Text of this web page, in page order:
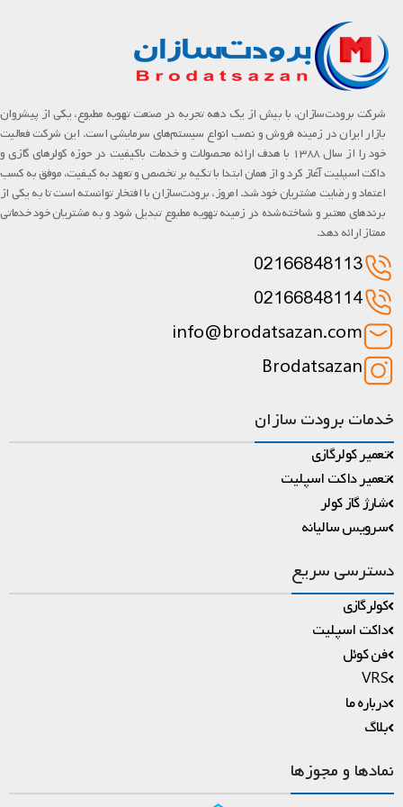
شرکت برودت‌سازان، با بیش از یک دهه تجربه در صنعت تهویه مطبوع، یکی از پیشروان
بازار ایران در زمینه فروش و نصب انواع سیستم‌های سرمایشی است. این شرکت فعالیت
خود را از سال ۱۳۸۸ با هدف ارائه محصولات و خدمات باکیفیت در حوزه کولرهای گازی و
داکت اسپلیت آغاز کرد و از همان ابتدا با تکیه بر تخصص و تعهد به کیفیت، موفق به کسب
اعتماد و رضایت مشتریان خود شد. امروز، برودت‌سازان با افتخار توانسته است تا به یکی از
برندهای معتبر و شناخته‌شده در زمینه تهویه مطبوع تبدیل شود و به مشتریان خود خدماتی
ممتاز ارائه دهد.
02166848113
02166848114
info@brodatsazan.com
Brodatsazan
خدمات برودت سازان
تعمیر کولرگازی
تعمیر داکت اسپلیت
شارژ گاز کولر
سرویس سالیانه
دسترسی سریع
کولرگازی
داکت اسپلیت
فن کوئل
VRS
درباره ما
بلاگ
نمادها و مجوزها